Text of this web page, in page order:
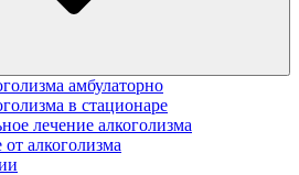
амбулаторно
в стационаре
лечение алкоголизма
алкоголизма